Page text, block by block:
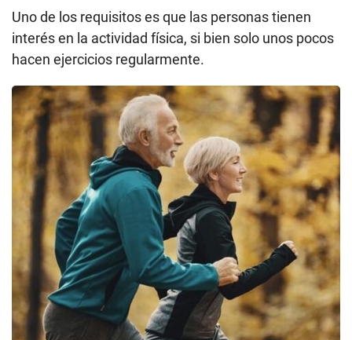
Uno de los requisitos es que las personas tienen
interés en la actividad física, si bien solo unos pocos
hacen ejercicios regularmente.